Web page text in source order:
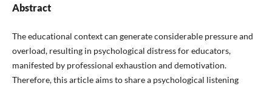
Abstract
The educational context can generate considerable pressure and
overload, resulting in psychological distress for educators,
manifested by professional exhaustion and demotivation.
Therefore, this article aims to share a psychological listening